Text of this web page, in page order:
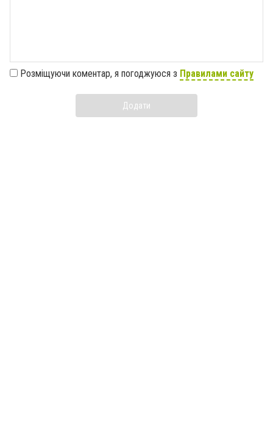
Розміщуючи коментар, я погоджуюся з Правилами сайту
Додати